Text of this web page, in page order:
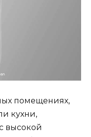
помещениях,
кухни,
высокой